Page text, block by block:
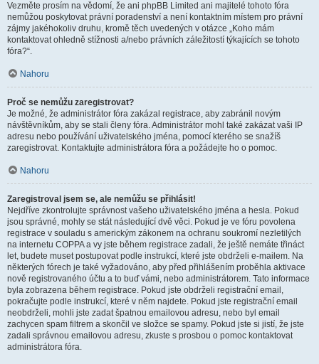
Vezměte prosím na vědomí, že ani phpBB Limited ani majitelé tohoto fóra
nemůžou poskytovat právní poradenství a není kontaktním místem pro právní
zájmy jakéhokoliv druhu, kromě těch uvedených v otázce „Koho mám
kontaktovat ohledně stížnosti a/nebo právních záležitostí týkajících se tohoto
fóra?“.
Nahoru
Proč se nemůžu zaregistrovat?
Je možné, že administrátor fóra zakázal registrace, aby zabránil novým
návštěvníkům, aby se stali členy fóra. Administrátor mohl také zakázat vaši IP
adresu nebo používání uživatelského jména, pomocí kterého se snažíš
zaregistrovat. Kontaktujte administrátora fóra a požádejte ho o pomoc.
Nahoru
Zaregistroval jsem se, ale nemůžu se přihlásit!
Nejdříve zkontrolujte správnost vašeho uživatelského jména a hesla. Pokud
jsou správné, mohly se stát následující dvě věci. Pokud je ve fóru povolena
registrace v souladu s americkým zákonem na ochranu soukromí nezletilých
na internetu COPPA a vy jste během registrace zadali, že ještě nemáte třináct
let, budete muset postupovat podle instrukcí, které jste obdrželi e-mailem. Na
některých fórech je také vyžadováno, aby před přihlášením proběhla aktivace
nově registrovaného účtu a to buď vámi, nebo administrátorem. Tato informace
byla zobrazena během registrace. Pokud jste obdrželi registrační email,
pokračujte podle instrukcí, které v něm najdete. Pokud jste registrační email
neobdrželi, mohli jste zadat špatnou emailovou adresu, nebo byl email
zachycen spam filtrem a skončil ve složce se spamy. Pokud jste si jistí, že jste
zadali správnou emailovou adresu, zkuste s prosbou o pomoc kontaktovat
administrátora fóra.